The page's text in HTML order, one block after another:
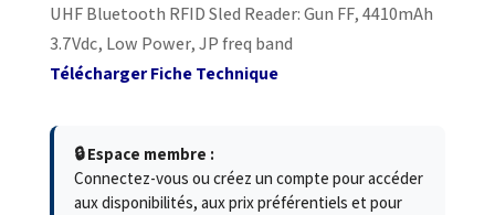
UHF Bluetooth RFID Sled Reader: Gun FF, 4410mAh
3.7Vdc, Low Power, JP freq band
Télécharger Fiche Technique
🔒 Espace membre :
Connectez-vous ou créez un compte pour accéder
aux disponibilités, aux prix préférentiels et pour